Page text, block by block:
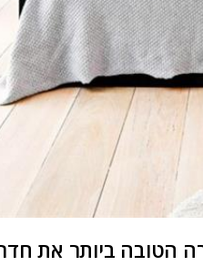
הטובה ביותר את